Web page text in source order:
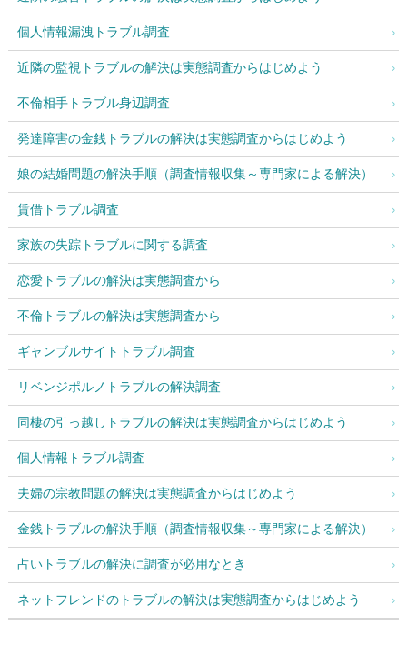
個人情報漏洩トラブル調査
近隣の監視トラブルの解決は実態調査からはじめよう
不倫相手トラブル身辺調査
発達障害の金銭トラブルの解決は実態調査からはじめよう
娘の結婚問題の解決手順（調査情報収集～専門家による解決）
賃借トラブル調査
家族の失踪トラブルに関する調査
恋愛トラブルの解決は実態調査から
不倫トラブルの解決は実態調査から
ギャンブルサイトトラブル調査
リベンジポルノトラブルの解決調査
同棲の引っ越しトラブルの解決は実態調査からはじめよう
個人情報トラブル調査
夫婦の宗教問題の解決は実態調査からはじめよう
金銭トラブルの解決手順（調査情報収集～専門家による解決）
占いトラブルの解決に調査が必用なとき
ネットフレンドのトラブルの解決は実態調査からはじめよう